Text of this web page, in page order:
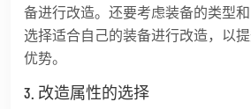
备进行改造。还要考虑装备的类型和
选择适合自己的装备进行改造，以
优势。
3. 改造属性的选择